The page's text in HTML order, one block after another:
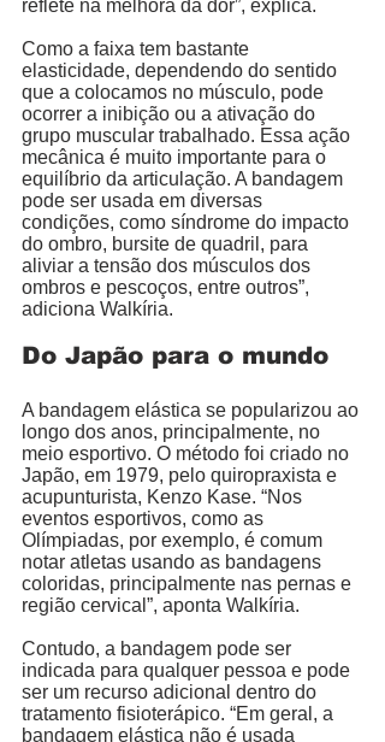
reflete na melhora da dor”, explica.
Como a faixa tem bastante
elasticidade, dependendo do sentido
que a colocamos no músculo, pode
ocorrer a inibição ou a ativação do
grupo muscular trabalhado. Essa ação
mecânica é muito importante para o
equilíbrio da articulação. A bandagem
pode ser usada em diversas
condições, como síndrome do impacto
do ombro, bursite de quadril, para
aliviar a tensão dos músculos dos
ombros e pescoços, entre outros”,
adiciona Walkíria.
Do Japão para o mundo
A bandagem elástica se popularizou ao
longo dos anos, principalmente, no
meio esportivo. O método foi criado no
Japão, em 1979, pelo quiropraxista e
acupunturista, Kenzo Kase. “Nos
eventos esportivos, como as
Olímpiadas, por exemplo, é comum
notar atletas usando as bandagens
coloridas, principalmente nas pernas e
região cervical”, aponta Walkíria.
Contudo, a bandagem pode ser
indicada para qualquer pessoa e pode
ser um recurso adicional dentro do
tratamento fisioterápico. “Em geral, a
bandagem elástica não é usada